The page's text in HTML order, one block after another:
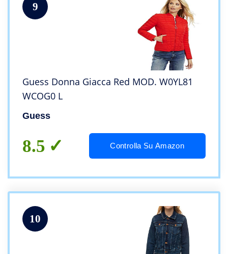
9
Guess Donna Giacca Red MOD. W0YL81
WCOG0 L
Guess
8.5 Controlla Su Amazon
10